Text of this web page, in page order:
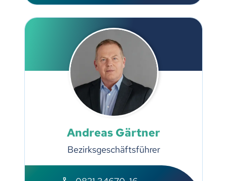
Andreas Gärtner
Bezirksgeschäftsführer